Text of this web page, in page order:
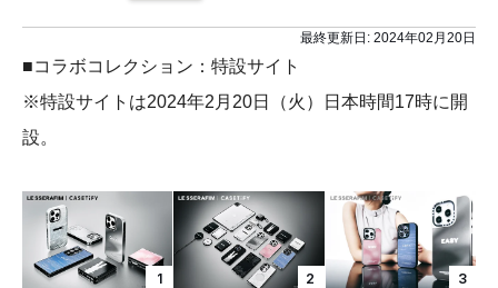
最終更新日: 2024年02月20日
■コラボコレクション：特設サイト
※特設サイトは2024年2月20日（火）日本時間17時に開
設。
1 2 3